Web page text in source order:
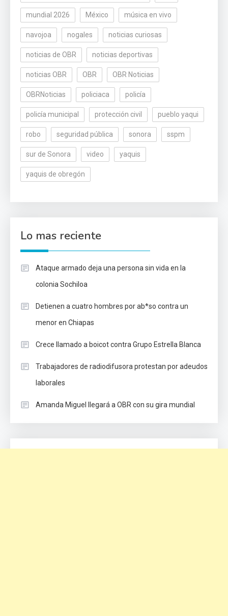
mundial 2026 México música en vivo
navojoa nogales noticias curiosas
noticias de OBR noticias deportivas
noticias OBR OBR OBR Noticias
OBRNoticias policiaca policía
policía municipal protección civil pueblo yaqui
robo seguridad pública sonora sspm
sur de Sonora video yaquis
yaquis de obregón
Lo mas reciente
Ataque armado deja una persona sin vida en la
colonia Sochiloa
Detienen a cuatro hombres por ab*so contra un
menor en Chiapas
Crece llamado a boicot contra Grupo Estrella Blanca
Trabajadores de radiodifusora protestan por adeudos
laborales
Amanda Miguel llegará a OBR con su gira mundial